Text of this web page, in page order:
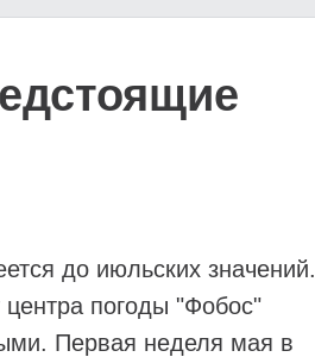
до июльских значений.
погоды "Фобос"
Первая неделя мая в